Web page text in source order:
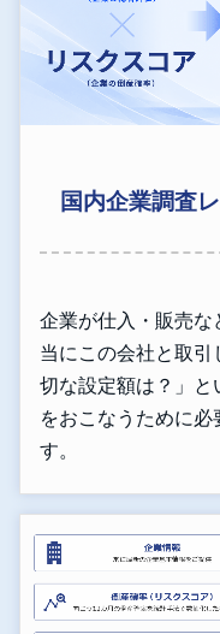
国内企業調査
企業が仕入・販売
当にこの会社と取
切な設定額は？」
をおこなうために
す。